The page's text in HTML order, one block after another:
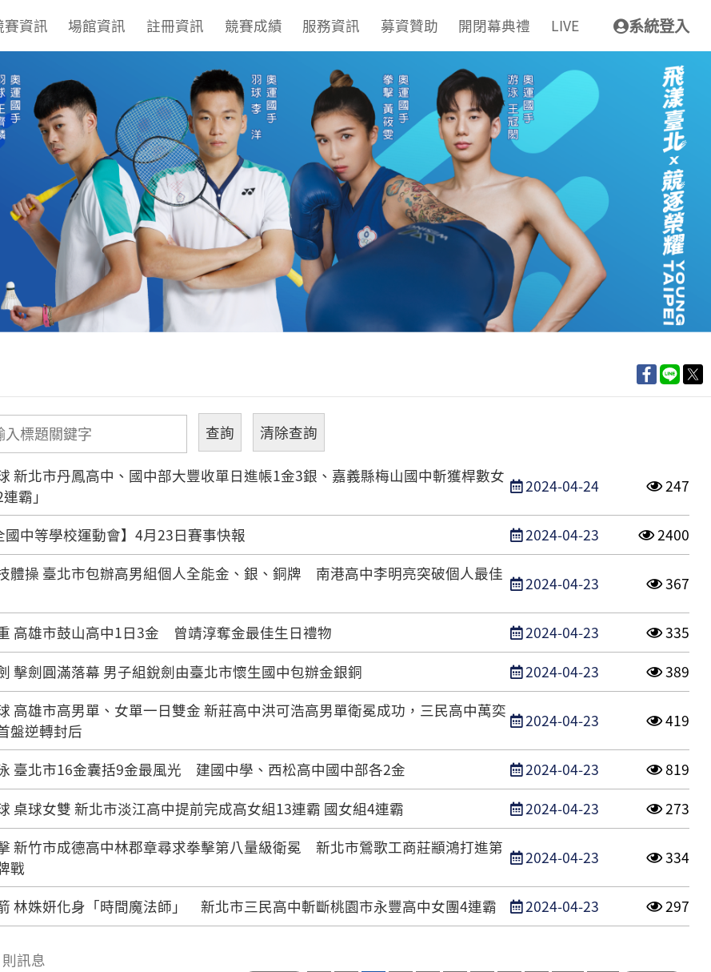
賽資訊 場館資訊 註冊資訊 競賽成績 服務資訊 募資贊助 開閉幕典禮 LIVE 系統登入
新北市丹鳳高中、國中部大豐收單日進帳1金3銀、嘉義縣梅山國中斬獲桿數女
霸」
發布日期
2024-04-24 點閱次
247
國中等學校運動會】4月23日賽事快報 發布日期
2024-04-23 點閱次數
2400
體操 臺北市包辦高男組個人全能金、銀、銅牌 南港高中李明亮突破個人最佳
發布日期
2024-04-23 點閱次
367
高雄市鼓山高中1日3金 曾靖淳奪金最佳生日禮物 發布日期
2024-04-23 點閱次
335
擊劍圓滿落幕 男子組銳劍由臺北市懷生國中包辦金銀銅 發布日期
2024-04-23 點閱次
389
高雄市高男單、女單一日雙金 新莊高中洪可浩高男單衛冕成功，三民高中萬奕
盤逆轉封后
發布日期
2024-04-23 點閱次
419
臺北市16金囊括9金最風光 建國中學、西松高中國中部各2金 發布日期
2024-04-23 點閱次
819
桌球女雙 新北市淡江高中提前完成高女組13連霸 國女組4連霸 發布日期
2024-04-23 點閱次
273
新竹市成德高中林郡章尋求拳擊第八量級衛冕 新北市鶯歌工商莊顓鴻打進第
戰
發布日期
2024-04-23 點閱次
334
林姝妍化身「時間魔法師」 新北市三民高中斬斷桃園市永豐高中女團4連霸 發布日期
2024-04-23 點閱次
297
訊息